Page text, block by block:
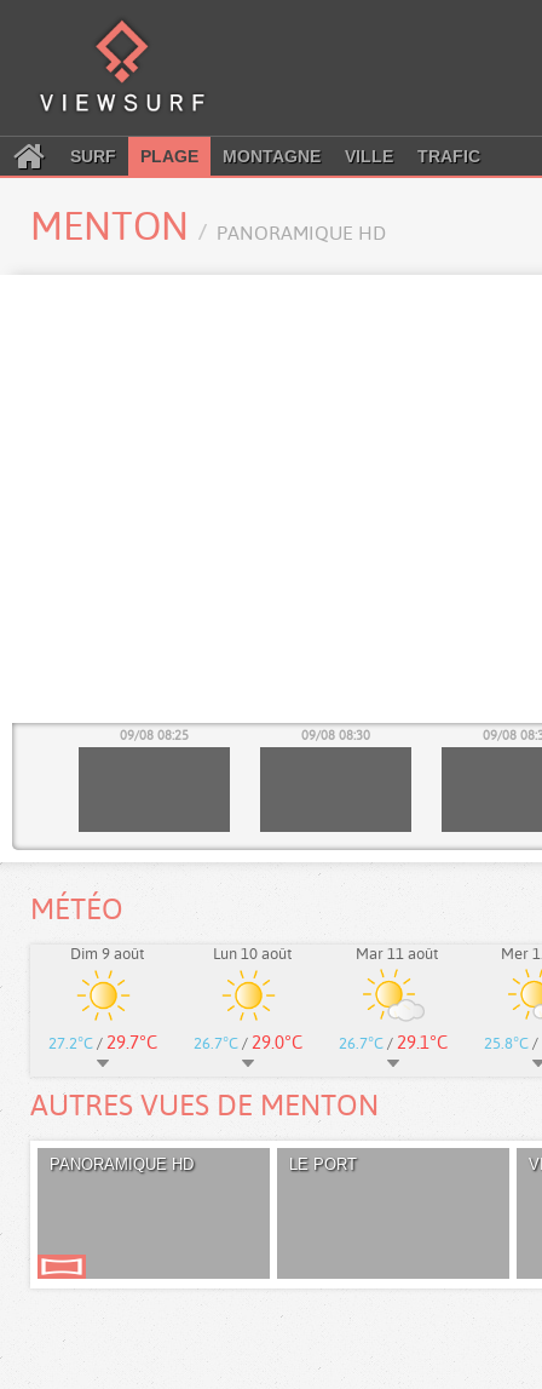
SURF PLAGE MONTAGNE VILLE TRAFIC
MENTON PANORAMIQUE HD
09/08 08:25 09/08 08:30 09/08
MÉTÉO
Dim 9 août
27.2°C / 29.7°C
Lun 10 août
26.7°C / 29.0°C
Mar 11 août
26.7°C / 29.1°C
Mer
25.8°C /
AUTRES VUES DE MENTON
PANORAMIQUE HD LE PORT